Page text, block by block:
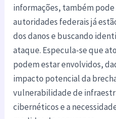
informações, também pode
autoridades federais já
dos danos e buscando
ataque. Especula-se que
podem estar envolvidos,
impacto potencial da
vulnerabilidade de
cibernéticos e a